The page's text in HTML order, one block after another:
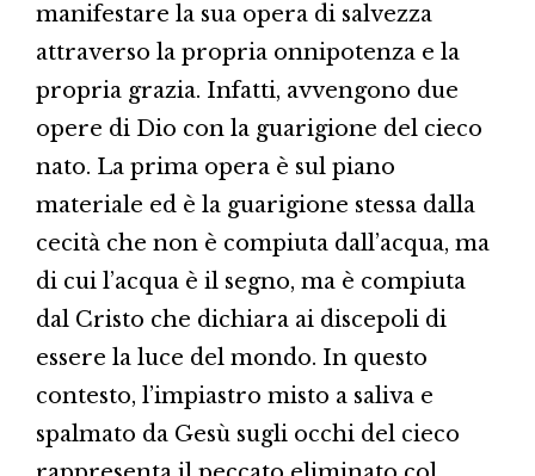
manifestare la sua opera di salvezza
attraverso la propria onnipotenza e la
propria grazia. Infatti, avvengono due
opere di Dio con la guarigione del cieco
nato. La prima opera è sul piano
materiale ed è la guarigione stessa dalla
cecità che non è compiuta dall’acqua, ma
di cui l’acqua è il segno, ma è compiuta
dal Cristo che dichiara ai discepoli di
essere la luce del mondo. In questo
contesto, l’impiastro misto a saliva e
spalmato da Gesù sugli occhi del cieco